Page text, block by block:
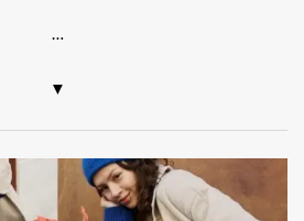
…
▼